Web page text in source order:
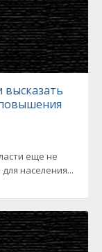
еще не
населения...